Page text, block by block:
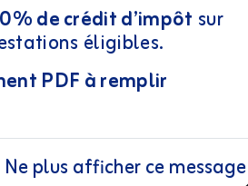
de crédit d’impôt sur
éligibles.
PDF à remplir
Ne plus afficher ce message